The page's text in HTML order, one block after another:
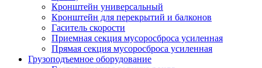
Кронштейн универсальный
Кронштейн для перекрытий и балконов
Гаситель скорости
Приемная секция мусоросброса усиленная
Прямая секция мусоросброса усиленная
Грузоподъемное оборудование